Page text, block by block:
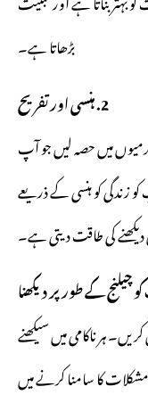
بڑھاتا ہے۔
2. ہنسی اور تفریح
میں حصہ لیں جو آپ
زندگی کو ہنسی کے ذریعے
دیکھنے کی طاقت دیتی ہے۔
ہر ناکامی میں سیکھنے
کا سامنا کرنے میں